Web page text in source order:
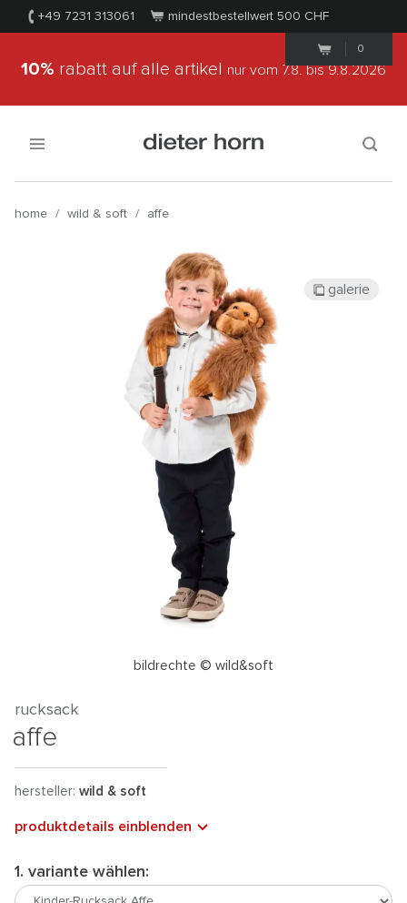
+49 7231 313061 mindestbestellwert 500 CHF
0
10% rabatt auf alle artikel nur vom 7.8.bis 9.8.2026
home / wild & soft / affe
bildrechte © wild&soft
galerie
rucksack
affe
hersteller: wild & soft
produktdetails einblenden
1. variante wählen: